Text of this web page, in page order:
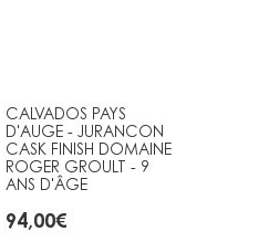
CALVADOS PAYS
D'AUGE - JURANCON
CASK FINISH DOMAINE
ROGER GROULT - 9
ANS D'ÂGE
94,00€